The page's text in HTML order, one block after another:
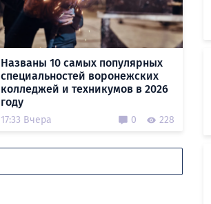
Названы 10 самых популярных
специальностей воронежских
колледжей и техникумов в 2026
году
17:33 Вчера 0 228